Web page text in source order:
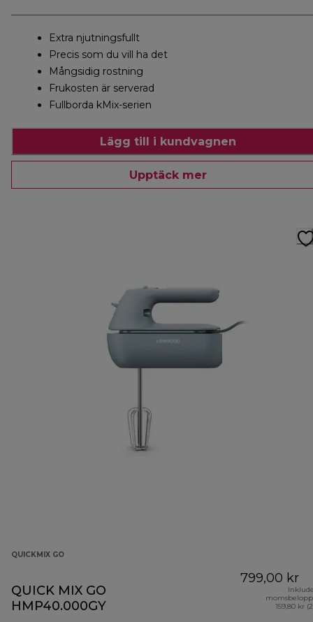
Extra njutningsfullt
Precis som du vill ha det
Mångsidig rostning
Frukosten är serverad
Fullborda kMix-serien
Lägg till i kundvagnen
Upptäck mer
QUICKMIX GO
QUICK MIX GO
HMP40.000GY
799,00 kr
159,80 kr